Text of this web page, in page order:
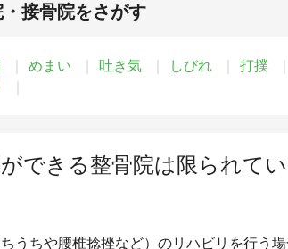
接骨院をさがす
めまい 吐き気 しびれ 打撲
できる整骨院は限られて
うちや腰椎捻挫など）のリハビリを行う